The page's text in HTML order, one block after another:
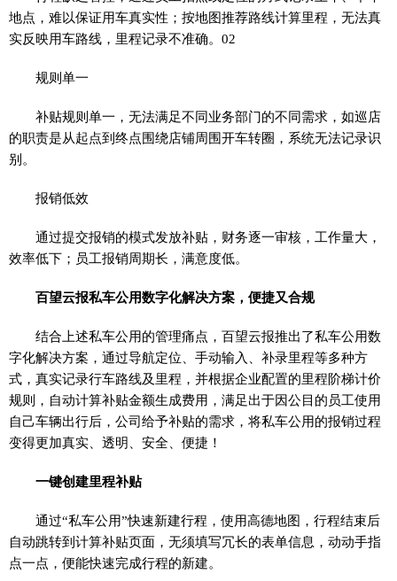
地点，难以保证用车真实性；按地图推荐路线计算里程，无法真
实反映用车路线，里程记录不准确。02
规则单一
补贴规则单一，无法满足不同业务部门的不同需求，如巡店
的职责是从起点到终点围绕店铺周围开车转圈，系统无法记录识
别。
报销低效
通过提交报销的模式发放补贴，财务逐一审核，工作量大，
效率低下；员工报销周期长，满意度低。
百望云报私车公用数字化解决方案，便捷又合规
结合上述私车公用的管理痛点，百望云报推出了私车公用数
字化解决方案，通过导航定位、手动输入、补录里程等多种方
式，真实记录行车路线及里程，并根据企业配置的里程阶梯计价
规则，自动计算补贴金额生成费用，满足出于因公目的员工使用
自己车辆出行后，公司给予补贴的需求，将私车公用的报销过程
变得更加真实、透明、安全、便捷！
一键创建里程补贴
通过“私车公用”快速新建行程，使用高德地图，行程结束后
自动跳转到计算补贴页面，无须填写冗长的表单信息，动动手指
点一点，便能快速完成行程的新建。